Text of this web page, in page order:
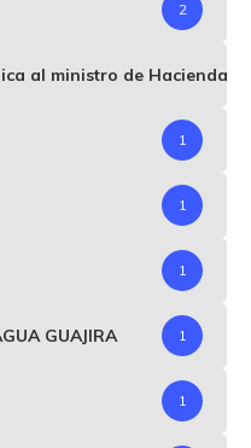
2
al ministro de Hacienda
1
1
1
GUAJIRA 1
1